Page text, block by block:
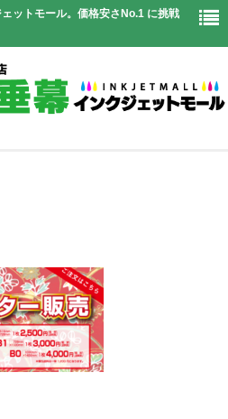
ットモール。価格安さNo.1 に挑戦